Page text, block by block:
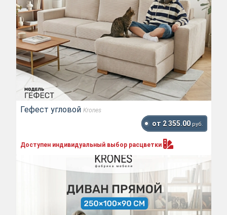
Гефест угловой Krones
от 2 355.00 руб.
Доступен индивидуальный выбор расцветки